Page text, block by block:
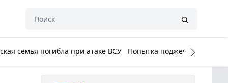
семья погибла при атаке ВСУ Попытка поджечь Белый